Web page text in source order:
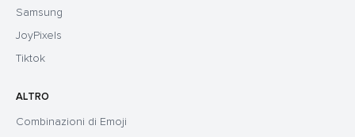
Samsung
JoyPixels
Tiktok
ALTRO
Combinazioni di Emoji